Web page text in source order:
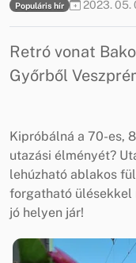
Populáris hír 2023. 05.
Retró vonat
Győrből
Kipróbálná a 70-es,
utazási élményét?
lehúzható ablakos
forgatható ülésekkel
jó helyen jár!